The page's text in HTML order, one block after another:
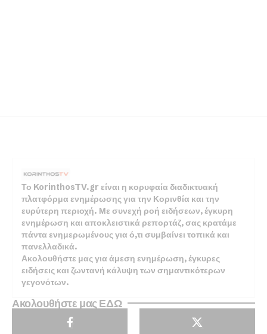
Το KorinthosTV.gr είναι η κορυφαία διαδικτυακή
πλατφόρμα ενημέρωσης για την Κορινθία και την
ευρύτερη περιοχή. Με συνεχή ροή ειδήσεων, έγκυρη
ενημέρωση και αποκλειστικά ρεπορτάζ, σας κρατάμε
πάντα ενημερωμένους για ό,τι συμβαίνει τοπικά και
πανελλαδικά.
Ακολουθήστε μας για άμεση ενημέρωση, έγκυρες
ειδήσεις και ζωντανή κάλυψη των σημαντικότερων
γεγονότων.
Ακολουθήστε μας ΕΔΩ